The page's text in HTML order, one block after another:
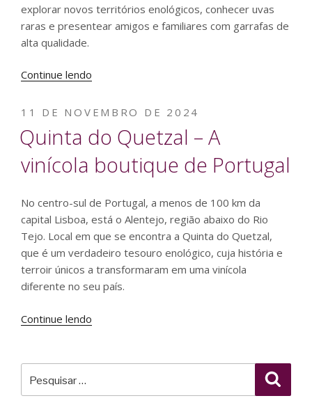
explorar novos territórios enológicos, conhecer uvas
raras e presentear amigos e familiares com garrafas de
alta qualidade.
Continue lendo
Wine
PUBLICADO
EM
11 DE NOVEMBRO DE 2024
Quinta do Quetzal – A
vinícola boutique de Portugal
No centro-sul de Portugal, a menos de 100 km da
capital Lisboa, está o Alentejo, região abaixo do Rio
Tejo. Local em que se encontra a Quinta do Quetzal,
que é um verdadeiro tesouro enológico, cuja história e
terroir únicos a transformaram em uma vinícola
diferente no seu país.
Continue lendo
–
por: